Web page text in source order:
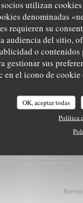
utilizan
denominadas
requieren su
audiencia del sitio,
o
gestionar sus
en el icono de
OK, aceptar todas
Política
au rendez-vous et le prix